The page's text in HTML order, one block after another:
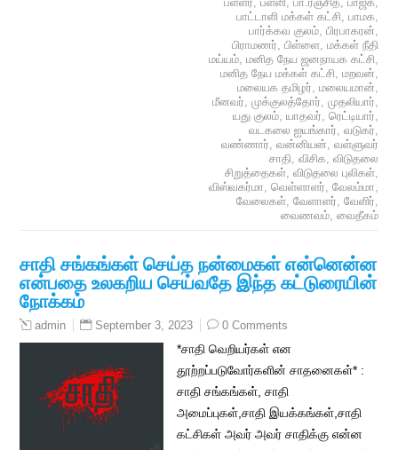
பாட்டாளி மக்கள் கட்சி, பாமக,
பார்க்கவ குலம், பிரபாகரன்,
பிராமணர், பிள்ளை, மக்கள் நீதி
மய்யம், மனித நேய ஜனநாயக கட்சி,
மனித நேய மக்கள் கட்சி, மறவன்,
மலையக தமிழர், மலையமான்,
மீனவர், முக்குலத்தோர், முதலியார்,
யது குலம், யாதவர், ரெட்டியார்,
வடகலை ஐயங்கார், வடுகர்,
வண்ணார், வன்னியன், வள்ளுவர்
சாதி, விசிக, விடுதலை
சிறுத்தைகள், விடுதலை புலிகள்,
விஸ்வகர்மா, வெள்ளாளர், வேலம்மா,
வேலைகள், வேளாளர், வேளிர்,
வைணவம், வைதீகம்
சாதி சங்கங்கள் செய்த நன்மைகள் என்னென்ன
என்பதை உலகறிய செய்வதே இந்த கட்டுரையின்
நோக்கம்
admin September 3, 2023 0 Comments
*சாதி வெறியர்கள் என
தூற்றப்படுவோர்களின் சாதனைகள்* :
சாதி சங்கங்கள், சாதி
அமைப்புகள்,சாதி இயக்கங்கள்,சாதி
கட்சிகள் அவர் அவர் சாதிக்கு என்ன